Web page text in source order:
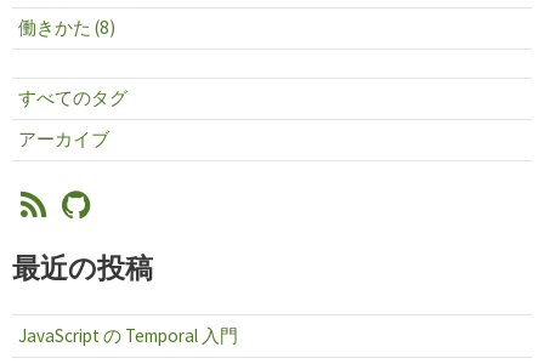
働きかた (8)
すべてのタグ
アーカイブ
最近の投稿
JavaScript の Temporal 入門